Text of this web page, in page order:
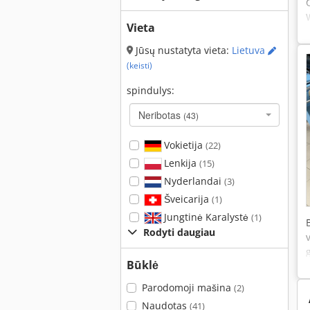
Vieta
Jūsų nustatyta vieta: Lietuva
(keisti)
spindulys:
Neribotas (43)
Vokietija (22)
Lenkija (15)
Nyderlandai (3)
Šveicarija (1)
Jungtinė Karalystė (1)
Rodyti daugiau
Būklė
Parodomoji mašina (2)
Naudotas (41)